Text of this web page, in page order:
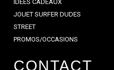
IDÉES CADEAUX
JOUET SURFER DUDES
STREET
PROMOS/OCCASIONS
CONTACT